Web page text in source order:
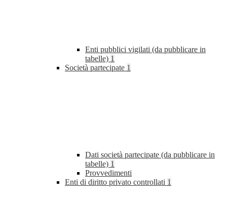
Enti pubblici vigilati (da pubblicare in
tabelle) 1
Società partecipate 1
Dati società partecipate (da pubblicare in
tabelle) 1
Provvedimenti
Enti di diritto privato controllati 1